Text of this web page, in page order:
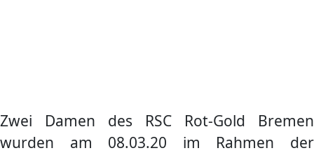
Zwei Damen des RSC Rot-Gold Bremen
wurden am 08.03.20 im Rahmen der